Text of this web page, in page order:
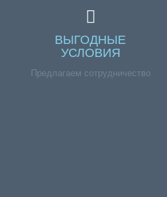
ВЫГОДНЫЕ
УСЛОВИЯ
Предлагаем сотрудничество